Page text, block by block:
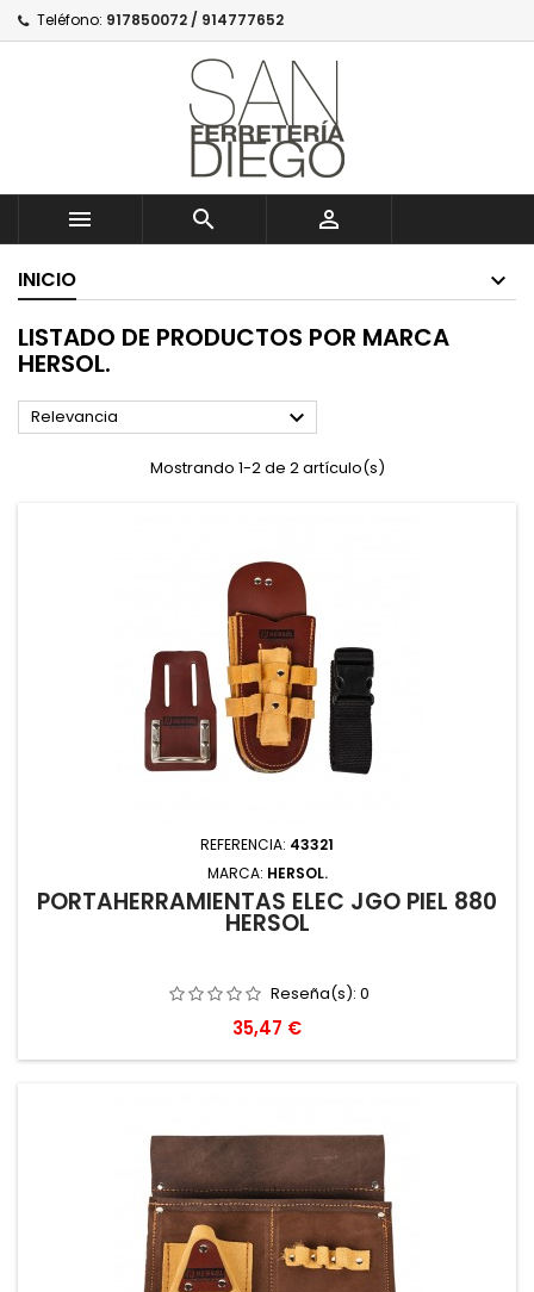
Teléfono: 917850072 / 914777652
  
INICIO
LISTADO DE PRODUCTOS POR MARCA
HERSOL.
Relevancia 
Mostrando 1-2 de 2 artículo(s)
REFERENCIA: 43321
MARCA: HERSOL.
PORTAHERRAMIENTAS ELEC JGO PIEL 880
HERSOL
Reseña(s): 0
Precio
35,47 €